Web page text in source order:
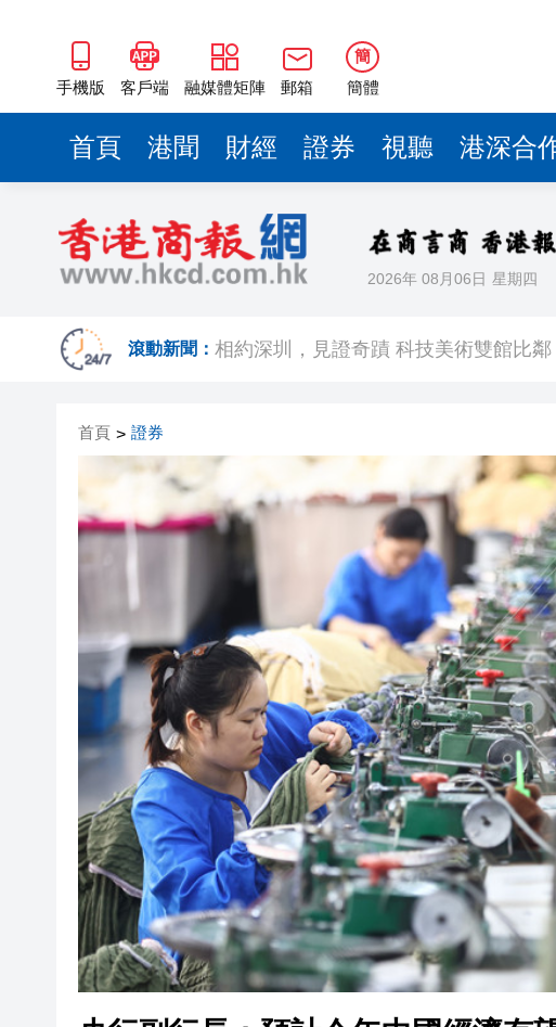
手機版 客戶端 融媒體矩陣 郵箱
簡
簡體
首頁 港聞 財經 證券 視聽 港深合
2026年 08月06日 星期四
滾動新聞：
相約深圳，見證奇蹟 科技
美股觀望非農數據 道指跌逾百點
有片丨孕婦羊水破裂即將臨盆 正遇晚
東涌巴士撞電單車 巴士司機涉危駕被捕
有片丨清淡不等於吃素！ 清淡飲食正
首頁 > 證券